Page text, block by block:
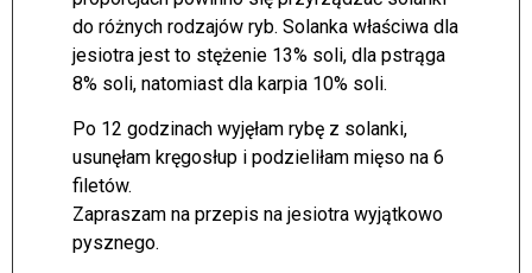
do różnych rodzajów ryb. Solanka właściwa dla
jesiotra jest to stężenie 13% soli, dla pstrąga
8% soli, natomiast dla karpia 10% soli.
Po 12 godzinach wyjęłam rybę z solanki,
usunęłam kręgosłup i podzieliłam mięso na 6
filetów.
Zapraszam na przepis na jesiotra wyjątkowo
pysznego.